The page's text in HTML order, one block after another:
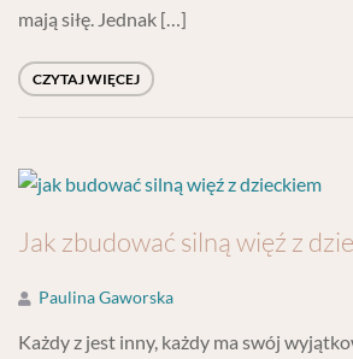
mają siłę. Jednak […]
CZYTAJ WIĘCEJ
Jak zbudować silną więź z
Paulina Gaworska
Każdy z jest inny, każdy ma swój